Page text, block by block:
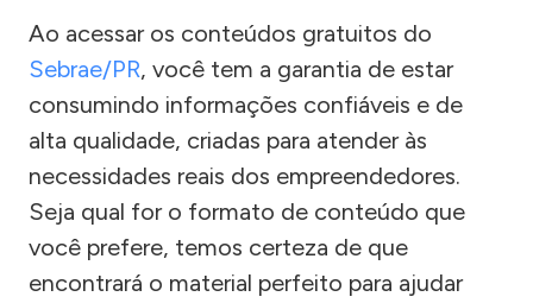
Ao acessar os conteúdos gratuitos do
Sebrae/PR, você tem a garantia de estar
consumindo informações confiáveis e de
alta qualidade, criadas para atender às
necessidades reais dos empreendedores.
Seja qual for o formato de conteúdo que
você prefere, temos certeza de que
encontrará o material perfeito para ajudar